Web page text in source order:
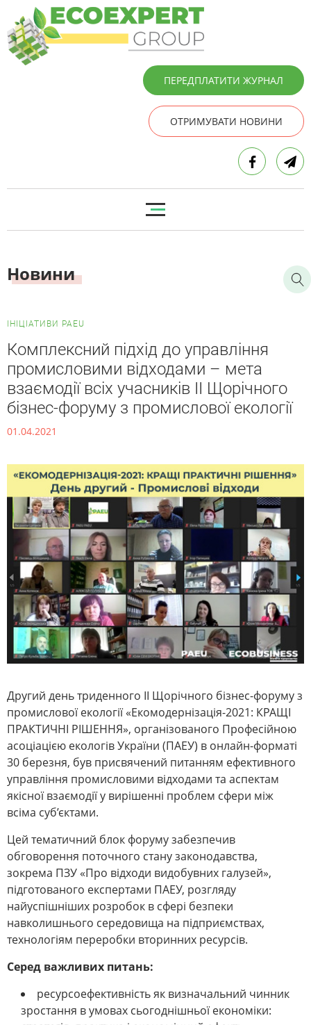
ПЕРЕДПЛАТИТИ ЖУРНАЛ
ОТРИМУВАТИ НОВИНИ
Новини
ІНІЦІАТИВИ PAEU
Комплексний підхід до управління
промисловими відходами – мета
взаємодії всіх учасників ІІ Щорічного
бізнес-форуму з промислової екології
01.04.2021
Другий день триденного ІІ Щорічного бізнес-форуму з
промислової екології «Екомодернізація-2021: КРАЩІ
ПРАКТИЧНІ РІШЕННЯ», організованого Професійною
асоціацією екологів України (ПАЕУ) в онлайн-форматі
30 березня, був присвячений питанням ефективного
управління промисловими відходами та аспектам
якісної взаємодії у вирішенні проблем сфери між
всіма суб’єктами.
Цей тематичний блок форуму забезпечив
обговорення поточного стану законодавства,
зокрема ПЗУ «Про відходи видобувних галузей»,
підготованого експертами ПАЕУ, розгляду
найуспішніших розробок в сфері безпеки
навколишнього середовища на підприємствах,
технологіям переробки вторинних ресурсів.
Серед важливих питань:
ресурсоефективність як визначальний чинник
зростання в умовах сьогоднішньої економіки: